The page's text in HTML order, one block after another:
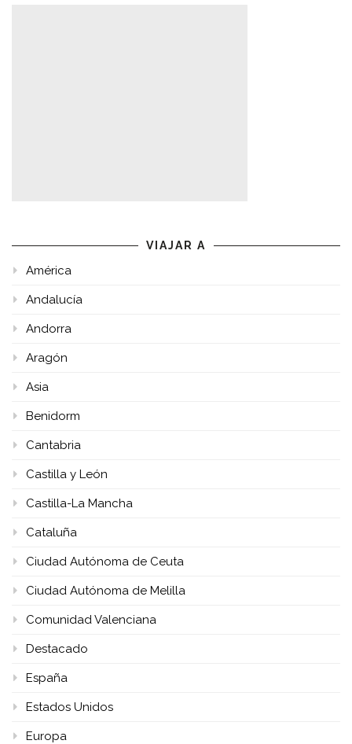
VIAJAR A
América
Andalucía
Andorra
Aragón
Asia
Benidorm
Cantabria
Castilla y León
Castilla-La Mancha
Cataluña
Ciudad Autónoma de Ceuta
Ciudad Autónoma de Melilla
Comunidad Valenciana
Destacado
España
Estados Unidos
Europa